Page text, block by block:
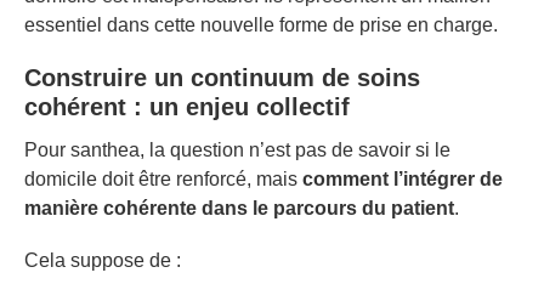
essentiel dans cette nouvelle forme de prise en charge.
Construire un continuum de soins
cohérent : un enjeu collectif
Pour santhea, la question n’est pas de savoir si le
domicile doit être renforcé, mais comment l’intégrer de
manière cohérente dans le parcours du patient.
Cela suppose de :